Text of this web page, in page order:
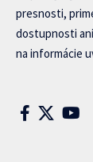
presnosti,
dostupnosti
na informácie